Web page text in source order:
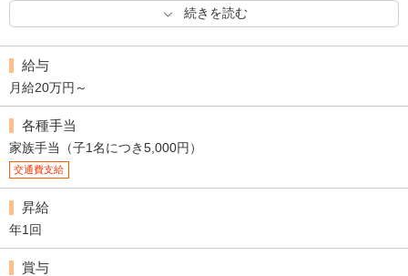
て、地域のお客様が毎日遊びに来たいと思えるような店舗づくりを
続きを読む
給与
月給20万円～
各種手当
家族手当（子1名につき5,000円）
交通費支給
昇給
年1回
賞与